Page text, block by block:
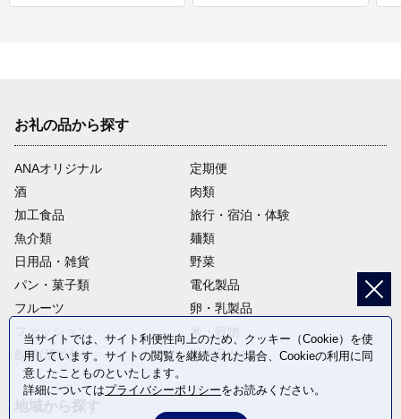
お礼の品から探す
ANAオリジナル
定期便
酒
肉類
加工食品
旅行・宿泊・体験
魚介類
麺類
日用品・雑貨
野菜
パン・菓子類
電化製品
フルーツ
卵・乳製品
ファッション
米・穀物
飲料(酒以外)
返礼品なし
当サイトでは、サイト利便性向上のため、クッキー（Cookie）を使
用しています。サイトの閲覧を継続された場合、Cookieの利用に同
意したことものといたします。
詳細についてはプライバシーポリシーをお読みください。